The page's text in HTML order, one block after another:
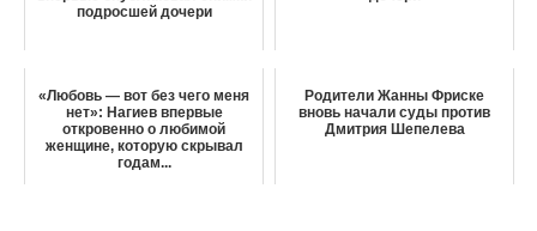
подросшей дочери
«Любовь — вот без чего меня
нет»: Нагиев впервые
откровенно о любимой
женщине, которую скрывал
годам...
Родители Жанны Фриске
вновь начали суды против
Дмитрия Шепелева